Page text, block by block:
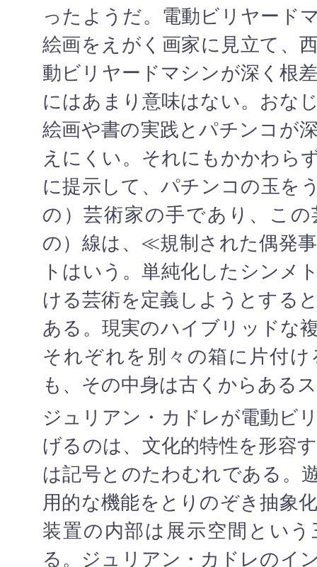
ったようだ。電動ビリヤード
絵画をえがく画家に見立て、
動ビリヤードマシンが深く根
にはあまり意味はない。おな
絵画や書の実践とパチンコが
えにくい。それにもかかわら
に提示して、パチンコの玉を
の）芸術家の手であり、こ
の）線は、≪規制された偶発
トはいう。単純化したシンメ
ける芸術を定義しようとする
ある。現実のハイブリッドな
それぞれを別々の箱に片付
も、その中身は古くからある
ジュリアン・カドレが電動ビ
げるのは、文化的特性を形容
は記号とのたわむれである。
用的な機能をとりのぞき抽象
装置の内部は展示空間とい
る。ジュリアン・カドレのイ